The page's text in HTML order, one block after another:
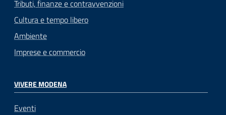
Tributi, finanze e contravvenzioni
Cultura e tempo libero
Ambiente
Imprese e commercio
VIVERE MODENA
Eventi